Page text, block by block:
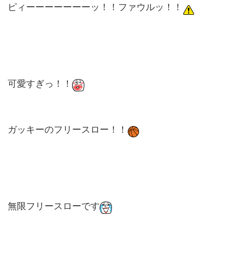
ピィーーーーーーーッ！！ファウルッ！！
可愛すぎっ！！
ガッキーのフリースロー！！
無限フリースローです